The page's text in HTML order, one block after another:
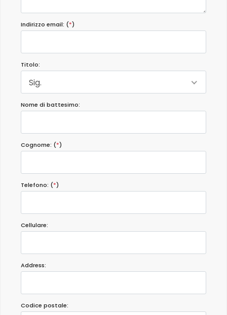
Indirizzo email: (*)
Titolo:
Sig.
Nome di battesimo:
Cognome: (*)
Telefono: (*)
Cellulare:
Address:
Codice postale: